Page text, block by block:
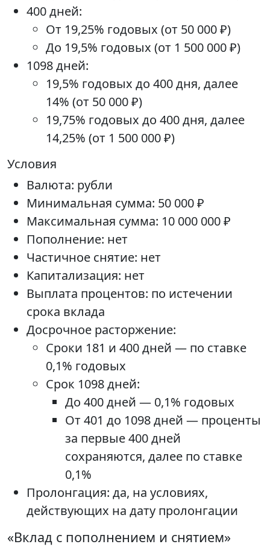
400 дней:
От 19,25% годовых (от 50 000 ₽)
До 19,5% годовых (от 1 500 000 ₽)
1098 дней:
19,5% годовых до 400 дня, далее
14% (от 50 000 ₽)
19,75% годовых до 400 дня, далее
14,25% (от 1 500 000 ₽)
Условия
Валюта: рубли
Минимальная сумма: 50 000 ₽
Максимальная сумма: 10 000 000 ₽
Пополнение: нет
Частичное снятие: нет
Капитализация: нет
Выплата процентов: по истечении
срока вклада
Досрочное расторжение:
Сроки 181 и 400 дней — по ставке
0,1% годовых
Срок 1098 дней:
До 400 дней — 0,1% годовых
От 401 до 1098 дней — проценты
за первые 400 дней
сохраняются, далее по ставке
0,1%
Пролонгация: да, на условиях,
действующих на дату пролонгации
«Вклад с пополнением и снятием»